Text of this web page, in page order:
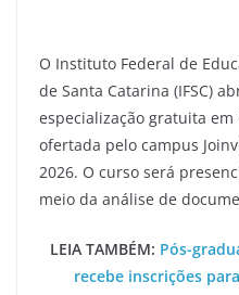
O Instituto Federal de
de Santa Catarina (IFSC)
especialização gratuita em
ofertada pelo campus
2026. O curso será
meio da análise de
LEIA TAMBÉM: Pós-
recebe inscrições